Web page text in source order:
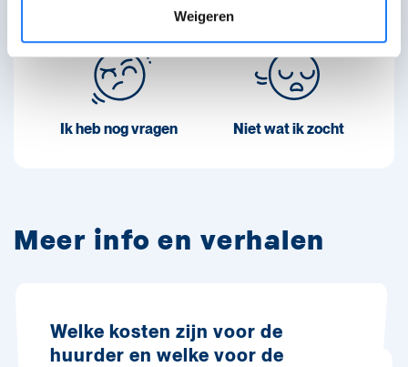
Weigeren
Ik heb nog vragen Niet wat ik zocht
Meer info en verhalen
Welke kosten zijn voor de
huurder en welke voor de